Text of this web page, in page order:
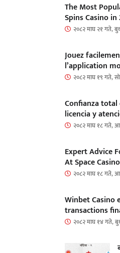
The Most
Spins Casino in
२०८२ माघ २१ गते,
Jouez
l’application
२०८२ माघ १९ गते,
Confianza total
licencia y
२०८२ माघ १८ गते,
Expert Advice
At Space
२०८२ माघ १८ गते,
Winbet Casino
transactions
२०८२ माघ १४ गते,